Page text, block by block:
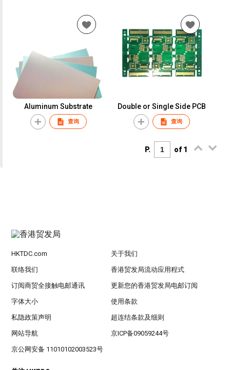
Aluminum Substrate
查询
Double or Single Side PCB
查询
P. of 1
HKTDC.com 关于我们
联络我们 香港贸发局流动应用程式
订阅商贸全接触电邮通讯 更新您的香港贸发局电邮订阅
字体大小 使用条款
私隐政策声明 超连结条款及细则
网站导航 京ICP备09059244号
京公网安备 11010102003523号